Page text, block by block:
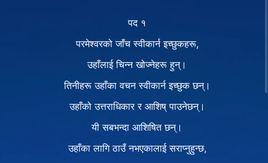
पद १
परमेश्‍वरको जाँच स्वीकार्न इच्छुकहरू,
उहाँलाई चिन्न खोज्नेहरू हुन्।
तिनीहरू उहाँका वचन स्वीकार्न इच्छुक छन्।
उहाँको उत्तराधिकार र आशिष् पाउनेछन्।
यी सबभन्दा आशिषित छन्।
उहाँका लागि ठाउँ नभएकालाई सराप्नुहुन्छ,